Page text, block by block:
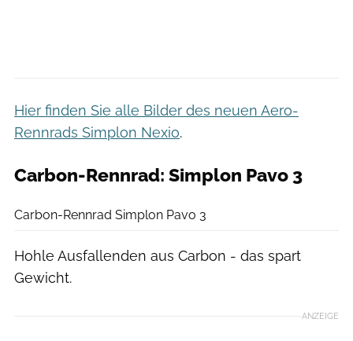
Hier finden Sie alle Bilder des neuen Aero-
Rennrads Simplon Nexio.
Carbon-Rennrad: Simplon Pavo 3
Sebastian Hohlbaum
Carbon-Rennrad Simplon Pavo 3
Hohle Ausfallenden aus Carbon - das spart
Gewicht.
ANZEIGE